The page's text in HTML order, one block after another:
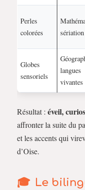
Perles
colorées
sériation
Globes
sensoriels
langues
vivantes
Résultat : éveil,
affronter la suite du
et les accents qui
d’Oise.
Le